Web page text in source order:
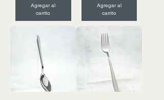
Agregar al
carrito
Agregar al
carrito